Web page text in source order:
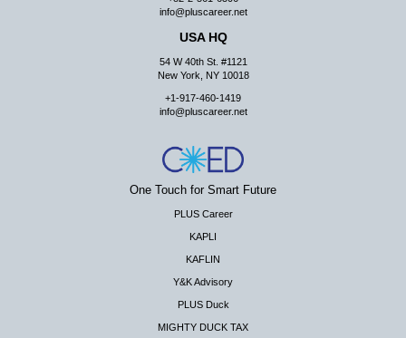
info@pluscareer.net
USA HQ
54 W 40th St. #1121
New York, NY 10018
+1-917-460-1419
info@pluscareer.net
One Touch for Smart Future
PLUS Career
KAPLI
KAFLIN
Y&K Advisory
PLUS Duck
MIGHTY DUCK TAX